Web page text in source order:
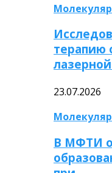
терапию
23.07.2026
В МФТИ